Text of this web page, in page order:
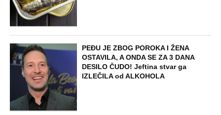
PEĐU JE ZBOG POROKA I ŽENA
OSTAVILA, A ONDA SE ZA 3 DANA
DESILO ČUDO! Jeftina stvar ga
IZLEČILA od ALKOHOLA